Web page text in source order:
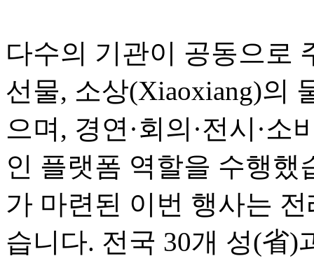
다수의 기관이 공동으로
선물, 소상(Xiaoxiang)의
으며, 경연·회의·전시·
인 플랫폼 역할을 수행
가 마련된 이번 행사는
습니다. 전국 30개 성(省)